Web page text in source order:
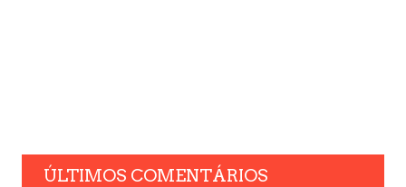
ÚLTIMOS COMENTÁRIOS